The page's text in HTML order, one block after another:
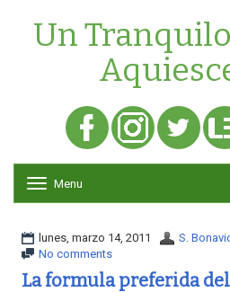
Un
o
g
n
Menu
lunes, marzo 14, 2011 S.
No comments
La formula preferida